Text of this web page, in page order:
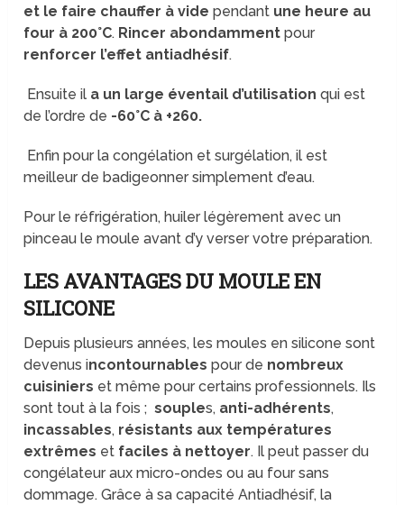
et le faire chauffer à vide pendant une heure au
four à 200°C. Rincer abondamment pour
renforcer l’effet antiadhésif.
Ensuite il a un large éventail d’utilisationqui est
de l’ordre de -60°C à +260.
Enfin pour la congélation et surgélation, il est
meilleur de badigeonner simplement d’eau.
Pour le réfrigération, huiler légèrement avec un
pinceau le moule avant d’y verser votre préparation.
LES AVANTAGES DU MOULE EN
SILICONE
Depuis plusieurs années, les moules en silicone sont
devenus incontournables pour de nombreux
cuisiniers et même pour certains professionnels. Ils
sont tout à la fois ;souples, anti-adhérents,
incassables, résistants aux températures
extrêmes et faciles à nettoyer. Il peut passer du
congélateur aux micro-ondes ou au four sans
dommage. Grâce à sa capacité Antiadhésif, la